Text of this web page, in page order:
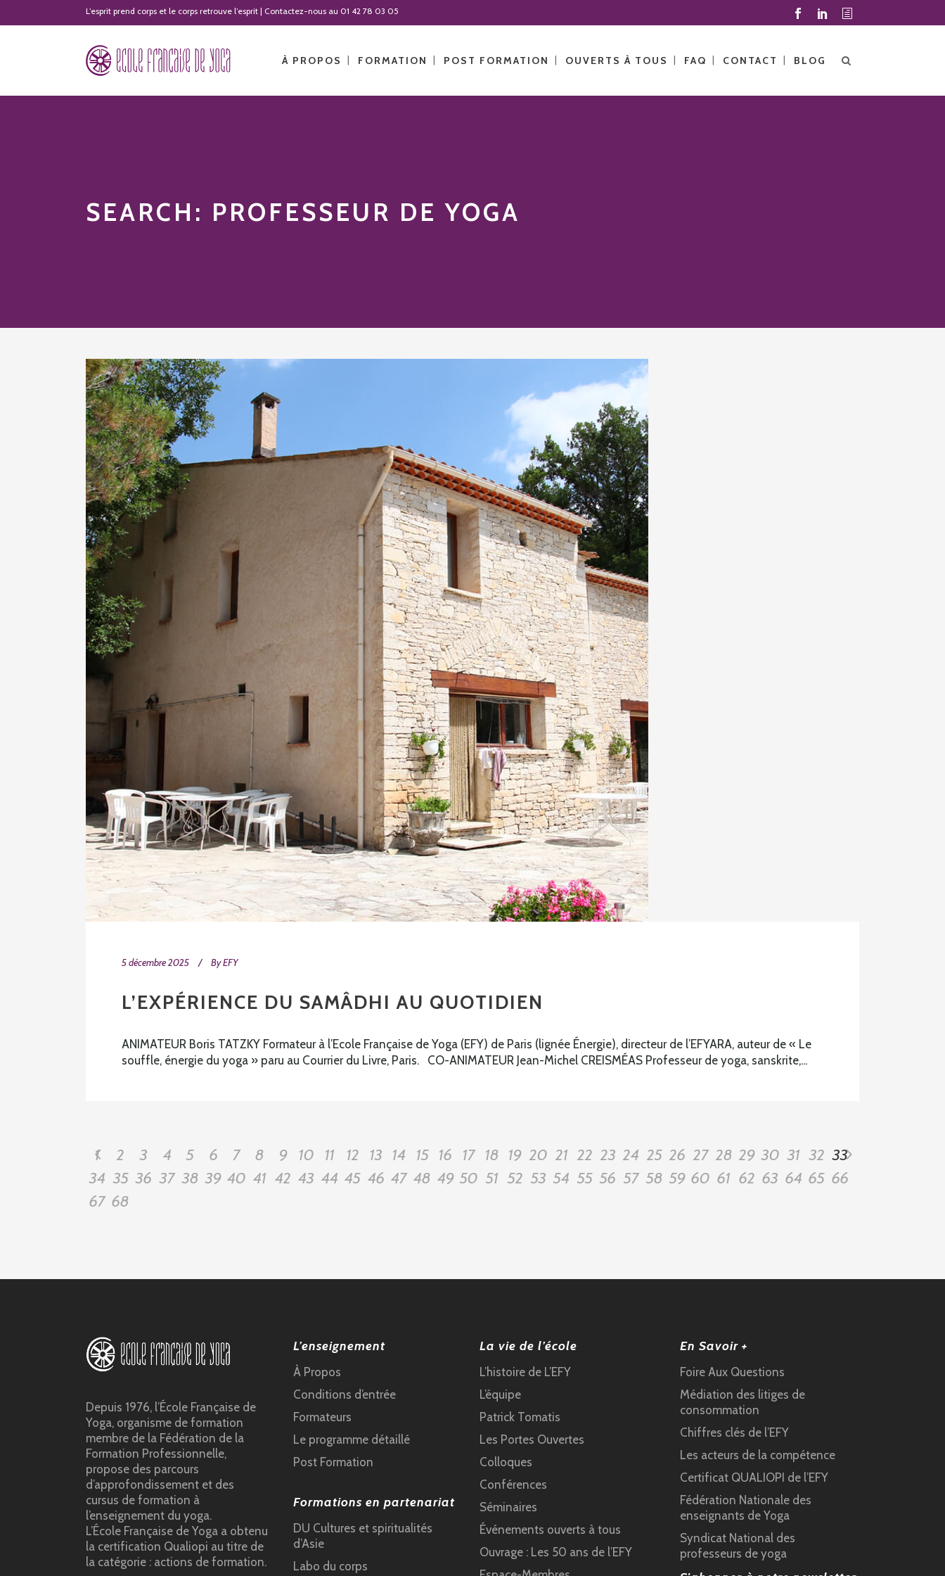
L’esprit prend corps et le corps retrouve l’esprit | Contactez-nous au 01 42 78 03 05
À PROPOS FORMATION POST FORMATION OUVERTS À TOUS FAQ CONTACT BLOG
SEARCH: PROFESSEUR DE YOGA
5 décembre 2025 ByEFY
L’EXPÉRIENCE DU SAMÂDHI AU QUOTIDIEN
ANIMATEUR Boris TATZKY Formateur à l’Ecole Française de Yoga (EFY) de Paris (lignée Énergie), directeur de l’EFYARA, auteur de « Le
souffle, énergie du yoga » paru au Courrier du Livre, Paris. CO-ANIMATEUR Jean-Michel CREISMÉAS Professeur de yoga, sanskrite,...
1 2 3 4 5 6 7 8 9 10 11 12 13 14 15 16 17 18 19 20 21 22 23 24 25 26 27 28 29 30 31 32 33
34 35 36 37 38 39 40 41 42 43 44 45 46 47 48 49 50 51 52 53 54 55 56 57 58 59 60 61 62 63 64 65 66
67 68
Depuis 1976, l’École Française de
Yoga, organisme de formation
membre de la Fédération de la
Formation Professionnelle,
propose des parcours
d’approfondissement et des
cursus de formation à
l’enseignement du yoga.
L’École Française de Yoga a obtenu
la certification Qualiopi au titre de
la catégorie : actions de formation.
L’enseignement
À Propos
Conditions d’entrée
Formateurs
Le programme détaillé
Post Formation
Formations en partenariat
DU Cultures et spiritualités
d’Asie
Labo du corps
La vie de l’école
L’histoire de L’EFY
L’équipe
Patrick Tomatis
Les Portes Ouvertes
Colloques
Conférences
Séminaires
Événements ouverts à tous
Ouvrage : Les 50 ans de l’EFY
En Savoir +
Foire Aux Questions
Médiation des litiges de
consommation
Chiffres clés de l’EFY
Les acteurs de la compétence
Certificat QUALIOPI de l’EFY
Fédération Nationale des
enseignants de Yoga
Syndicat National des
professeurs de yoga